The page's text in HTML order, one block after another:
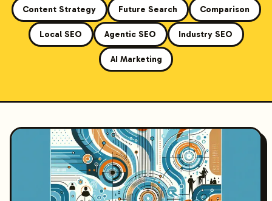
Content Strategy Future Search Comparison
Local SEO Agentic SEO Industry SEO
AI Marketing